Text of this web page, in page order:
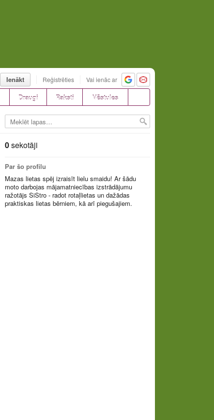
Ienākt Reģistrēties Vai ienāc ar
Draugi Raksti Vēstules
0sekotāji
Par šo profilu
Mazas lietas spēj izraisīt lielu smaidu! Ar šādu
moto darbojas mājamatniecības izstrādājumu
ražotājs SiStro - radot rotaļlietas un dažādas
praktiskas lietas bērniem, kā arī piegušajiem.